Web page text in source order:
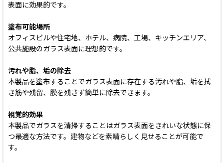
表面に効果的です。
塗布可能場所
オフィスビルや住宅地、ホテル、病院、工場、キッチンエリア、
公共施設のガラス表面に理想的です。
汚れや脂、垢の除去
本製品を塗布することでガラス表面に存在する汚れや脂、垢を拭
き筋や残留、膜を残さず簡単に除去できます。
視覚的効果
本製品でガラスを清掃することはガラス表面をきれいな状態に保
つ最適な方法です。建物などを素晴らしく見せることが可能で
す。